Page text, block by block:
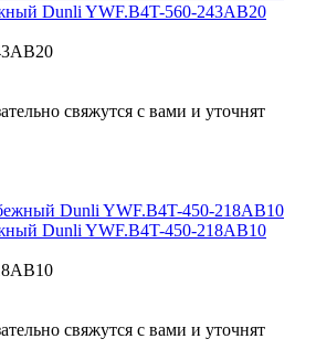
Dunli YWF.B4T-560-243AB20
свяжутся с вами и уточнят
Dunli YWF.B4T-450-218AB10
свяжутся с вами и уточнят